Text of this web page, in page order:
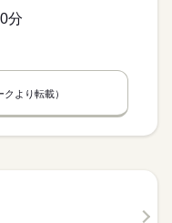
分
クより転載）